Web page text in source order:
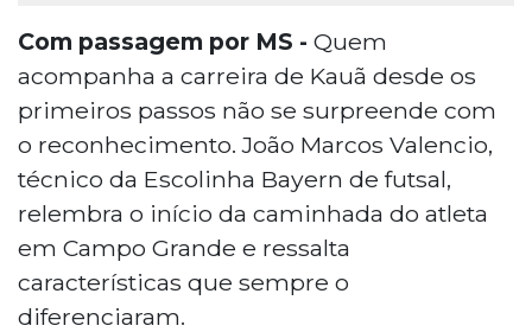
Com passagem por MS - Quem
acompanha a carreira de Kauã desde os
primeiros passos não se surpreende com
o reconhecimento. João Marcos Valencio,
técnico da Escolinha Bayern de futsal,
relembra o início da caminhada do atleta
em Campo Grande e ressalta
características que sempre o
diferenciaram.